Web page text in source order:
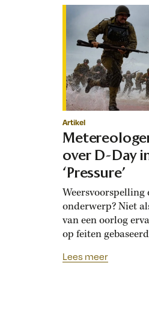
Artikel
over D-Day
‘Pressure’
Weersvoorspelling
onderwerp? Niet
van een oorlog
op feiten
tussen geallieerde
Lees meer